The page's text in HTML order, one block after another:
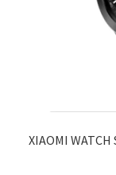
XIAOMI WATCH